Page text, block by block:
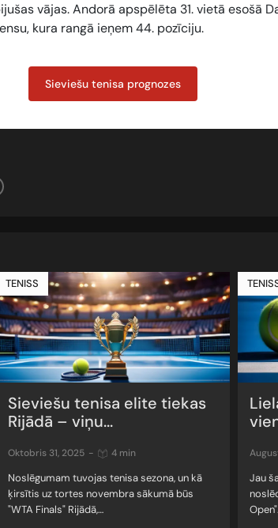
vājas. Andorā apspēlēta 31. vietā esošā
kura rangā ieņem 44. pozīciju.
Sieviešu tenisa prognozes
TENISS
Sieviešu tenisa elite tiekas
Rijādā – viņu...
oktobris 31, 2025 - 4 min
Noslēgumam tuvojas tenisa sezona, un kā
ķirsītis uz tortes novembra sākumā būs
"WTA Finals" Rijādā,…
Jau